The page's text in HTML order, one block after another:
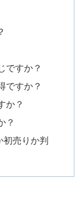
ですか？
ですか？
か？
？
売りか判